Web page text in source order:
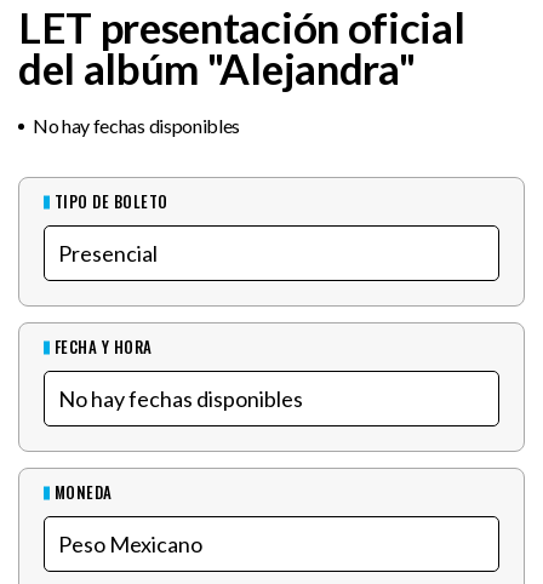
LET presentación oficial
del albúm "Alejandra"
No hay fechas disponibles
TIPO DE BOLETO
FECHA Y HORA
MONEDA